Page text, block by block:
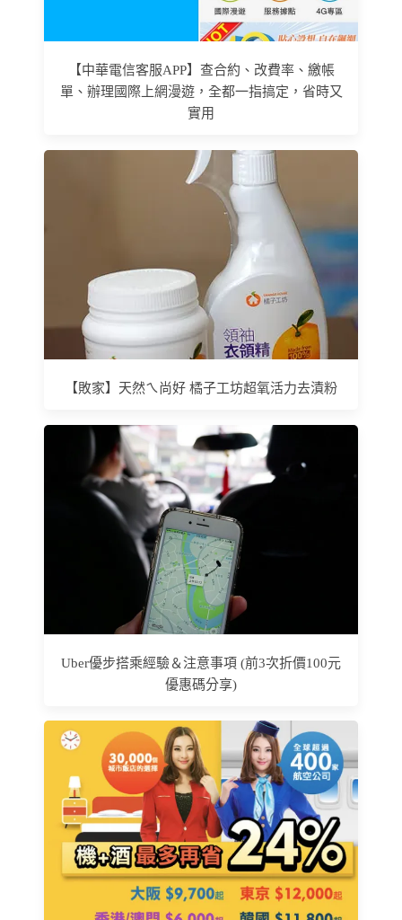
【中華電信客服APP】查合約、改費率、繳帳
單、辦理國際上網漫遊，全都一指搞定，省時又
實用
【敗家】天然ㄟ尚好 橘子工坊超氧活力去漬粉
Uber優步搭乘經驗＆注意事項 (前3次折價100元
優惠碼分享)